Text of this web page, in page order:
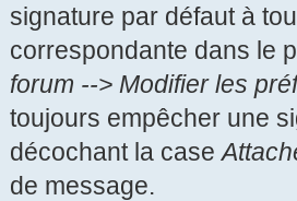
signature par défaut à
correspondante dans le
forum --> Modifier les
toujours empêcher une
décochant la case
de message.